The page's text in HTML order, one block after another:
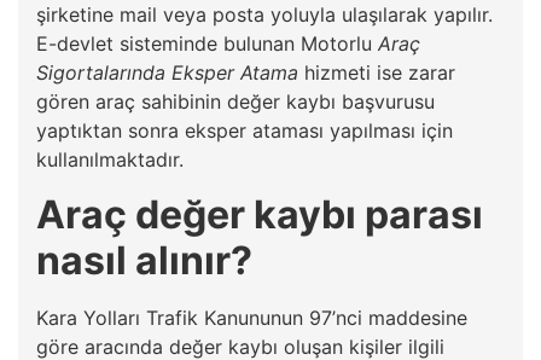
şirketine mail veya posta yoluyla ulaşılarak yapılır.
E-devlet sisteminde bulunan Motorlu Araç
Sigortalarında Eksper Atama hizmeti ise zarar
gören araç sahibinin değer kaybı başvurusu
yaptıktan sonra eksper ataması yapılması için
kullanılmaktadır.
Araç değer kaybı parası
nasıl alınır?
Kara Yolları Trafik Kanununun 97’nci maddesine
göre aracında değer kaybı oluşan kişiler ilgili